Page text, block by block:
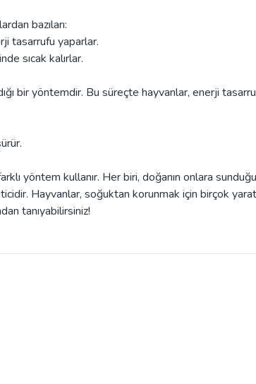
bazıları:
tasarrufu yaparlar.
sıcak kalırlar.
bir yöntemdir. Bu süreçte hayvanlar, enerji
yöntem kullanır. Her biri, doğanın onlara sunduğu
Hayvanlar, soğuktan korunmak için birçok
tanıyabilirsiniz!